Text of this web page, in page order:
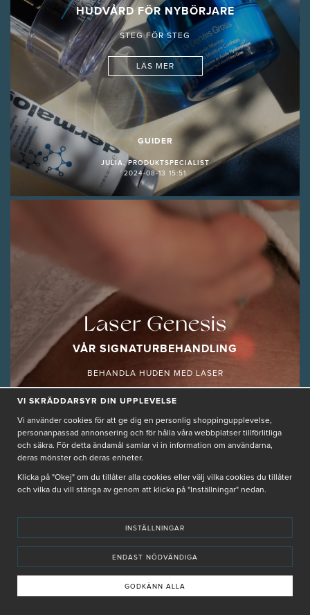
HUDVÅRD FÖR NYBÖRJARE
STEG FÖR STEG
LÄS MER
GUIDER
JULIA, PRODUKTSPECIALIST
2024-08-13 15:51
Laser Genesis
VÅR SIGNATURBEHANDLING
BEHANDLA HUDEN MED LASER
LÄS MER
GUIDER
2024-08-13 14:49
VI SKRÄDDARSYR DIN UPPLEVELSE
Vi använder cookies för att ge dig en personlig shoppingupplevelse,
personanpassad annonsering och för hålla våra webbplatser tillförlitliga
och säkra. För detta ändamål samlar vi in information om användarna,
deras mönster och deras enheter.
Klicka på "Okej" om du tillåter alla cookies eller välj vilka cookies du tillåter
och vilka du vill stänga av genom att klicka på "Inställningar" nedan.
INSTÄLLNINGAR
ENDAST NÖDVÄNDIGA
GODKÄNN ALLA